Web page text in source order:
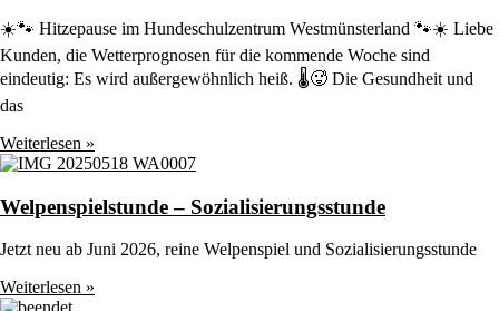
☀️🐾 Hitzepause im Hundeschulzentrum Westmünsterland 🐾☀️ Liebe
Kunden, die Wetterprognosen für die kommende Woche sind
eindeutig: Es wird außergewöhnlich heiß. 🌡️🥵 Die Gesundheit und
das
Weiterlesen »
Welpenspielstunde – Sozialisierungsstunde
Jetzt neu ab Juni 2026, reine Welpenspiel und Sozialisierungsstunde
Weiterlesen »